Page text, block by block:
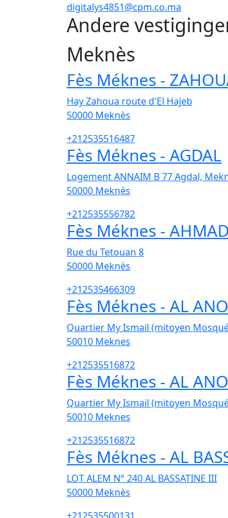
digitalys4851@cpm.co.ma
Andere
Meknès
Fès Méknes -
Hay Zahoua route d'El Hajeb
50000 Meknès
+212535516487
Fès Méknes - AGDAL
Logement ANNAIM B 77 Agdal,
50000 Meknès
+212535556782
Fès Méknes -
Rue du Tetouan 8
50000 Meknès
+212535466309
Fès Méknes - AL
Quartier My Ismail (mitoyen
50010 Meknes
+212535516872
Fès Méknes - AL
Quartier My Ismail (mitoyen
50010 Meknes
+212535516872
Fès Méknes - AL
LOT ALEM N° 240 AL BASSATINE III
50000 Meknès